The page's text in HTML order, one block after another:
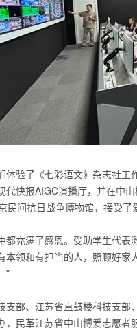
体验了《七彩语文》杂志社
代快报AIGC演播厅，并在中
间抗日战争博物馆，接受了
充满了感恩。受助学生代表
本领和有担当的人，照顾好
”
部、 江苏省直鼓楼科技支部
，民革江苏省中山博爱志愿